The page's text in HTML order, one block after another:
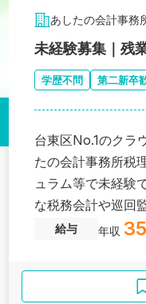
あしたの会計事務
未経験募集｜残
学歴不問 第二新卒
台東区No.1のクラ
たの会計事務所税
ュラム等で未経験
な税務会計や巡回
給与 年収